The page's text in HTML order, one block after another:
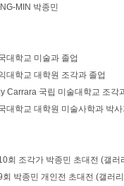
MIN 박종민
대학교 미술과 졸업
대학교 대학원 조각과 졸업
Carrara 국립 미술대학교 조각
대학교 대학원 미술사학과 박
회 조각가 박종민 초대전 (갤러
회 박종민 개인전 초대전 (갤러